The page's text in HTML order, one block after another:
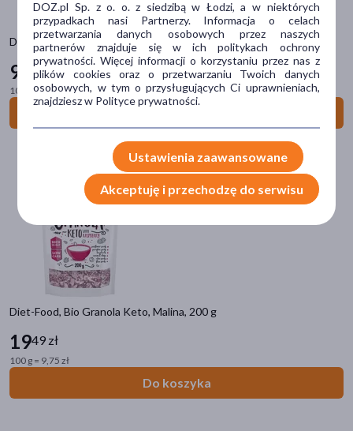
Dobra Kaloria, owsianka królewska z jabłkiem, 320 g
9 19 zł
100 g = 2,87 zł
Diet-Food, Bio Granola Keto, Malina, 200 g
1949 zł
100 g = 9,75 zł
Do koszyka
migdały (10)
len(9)
chia (szałwia hiszpańska)(7)
pokaż więcej
Dla wegetarian(22)
Dla wegan(21)
Certyfikowane surowce(14)
Zdrowa przekąska(11)
Bio/Eko(5)
pokaż więcej
Pora stosowania
na dzień
słodki(9)
DOZ.pl Sp. z o. o. z siedzibą w Łodzi, a w niektórych
przypadkach nasi Partnerzy. Informacja o celach
przetwarzania danych osobowych przez naszych
partnerów znajduje się w ich politykach ochrony
prywatności. Więcej informacji o korzystaniu przez nas z
plików cookies oraz o przetwarzaniu Twoich danych
osobowych, w tym o przysługujących Ci uprawnieniach,
znajdziesz w Polityce prywatności.
Ustawienia zaawansowane
Akceptuję i przechodzę do serwisu